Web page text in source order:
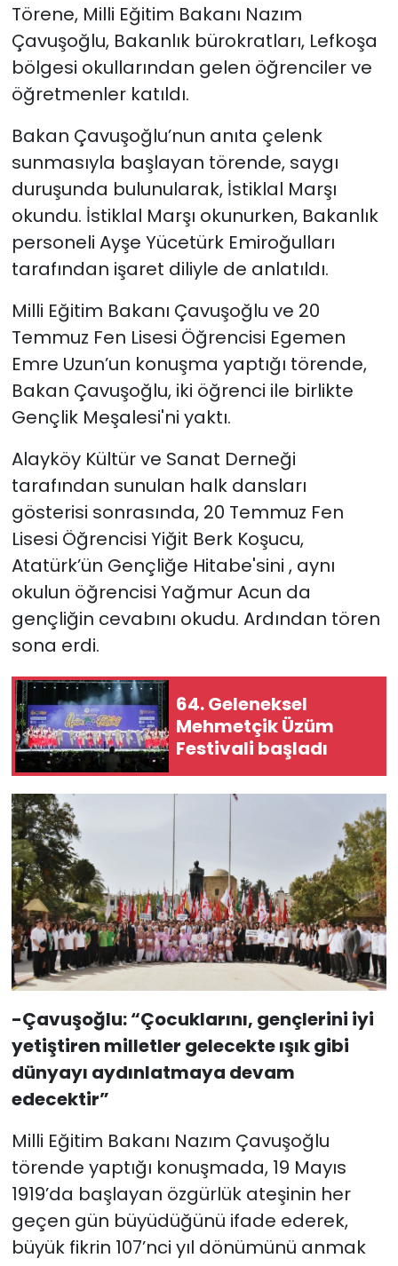
Törene, Milli Eğitim Bakanı Nazım
Çavuşoğlu, Bakanlık bürokratları, Lefkoşa
bölgesi okullarından gelen öğrenciler ve
öğretmenler katıldı.
Bakan Çavuşoğlu’nun anıta çelenk
sunmasıyla başlayan törende, saygı
duruşunda bulunularak, İstiklal Marşı
okundu. İstiklal Marşı okunurken, Bakanlık
personeli Ayşe Yücetürk Emiroğulları
tarafından işaret diliyle de anlatıldı.
Milli Eğitim Bakanı Çavuşoğlu ve 20
Temmuz Fen Lisesi Öğrencisi Egemen
Emre Uzun’un konuşma yaptığı törende,
Bakan Çavuşoğlu, iki öğrenci ile birlikte
Gençlik Meşalesi'ni yaktı.
Alayköy Kültür ve Sanat Derneği
tarafından sunulan halk dansları
gösterisi sonrasında, 20 Temmuz Fen
Lisesi Öğrencisi Yiğit Berk Koşucu,
Atatürk’ün Gençliğe Hitabe'sini , aynı
okulun öğrencisi Yağmur Acun da
gençliğin cevabını okudu. Ardından tören
sona erdi.
64. Geleneksel
Mehmetçik Üzüm
Festivali başladı
-Çavuşoğlu: “Çocuklarını, gençlerini iyi
yetiştiren milletler gelecekte ışık gibi
dünyayı aydınlatmaya devam
edecektir”
Milli Eğitim Bakanı Nazım Çavuşoğlu
törende yaptığı konuşmada, 19 Mayıs
1919’da başlayan özgürlük ateşinin her
geçen gün büyüdüğünü ifade ederek,
büyük fikrin 107’nci yıl dönümünü anmak